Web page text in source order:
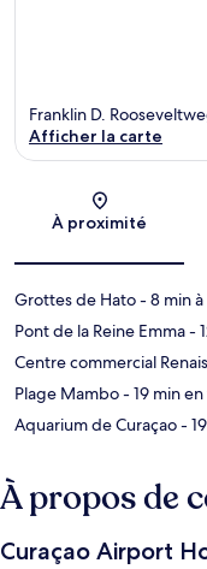
Franklin D.
Afficher la carte
À proximité
Grottes de Hato- 8 min
Pont de la Reine Emma-
Centre commercial
Plage Mambo- 19 min
Aquarium de Curaçao-
À propos de
Curaçao Airport